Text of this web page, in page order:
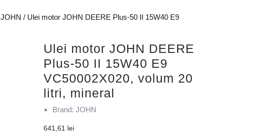
JOHN / Ulei motor JOHN DEERE Plus-50 II 15W40 E9
Ulei motor JOHN DEERE
Plus-50 II 15W40 E9
VC50002X020, volum 20
litri, mineral
Brand: JOHN
641,61 lei